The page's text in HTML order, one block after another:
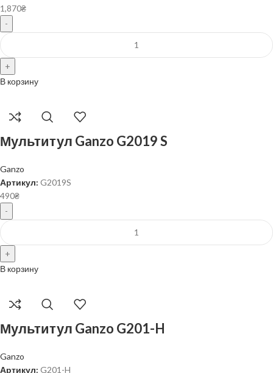
1,870₴
В корзину
Мультитул Ganzo G2019 S
Ganzo
Артикул: G2019S
490₴
В корзину
Мультитул Ganzo G201-H
Ganzo
Артикул: G201-H